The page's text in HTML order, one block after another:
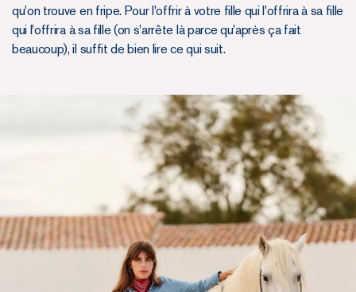
qu'on trouve en fripe. Pour l'offrir à votre fille qui l'offrira à sa fille
qui l'offrira à sa fille (on s'arrête là parce qu'après ça fait
beaucoup), il suffit de bien lire ce qui suit.